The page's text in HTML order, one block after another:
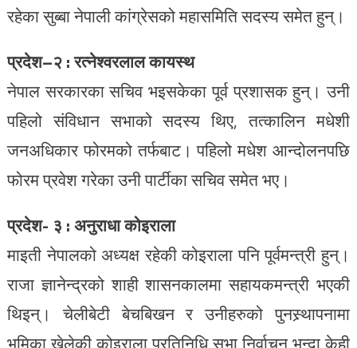
रहेका सुब्बा नेपाली कांग्रेसको महासमिति सदस्य समेत हुन्।
प्रदेश–२ : रत्नेश्वरलाल कायस्थ
नेपाल सरकारका सचिव भइसकेका पूर्व प्रशासक हुन्। उनी
पहिलो संविधान सभाको सदस्य थिए, तत्कालिन मधेशी
जनअधिकार फोरमको तर्फबाट। पहिलो मधेश आन्दोलनपछि
फोरम प्रवेश गरेका उनी पार्टीका सचिव समेत भए।
प्रदेश- ३ : अनुराधा कोइराला
माइती नेपालको अध्यक्ष रहेकी कोइराला पनि पूर्वमन्त्री हुन्।
राजा ज्ञानेन्द्रको शाही शासनकालमा सहायकमन्त्री भएकी
थिइन्। चेलीबेटी बेचबिखन र उनीहरुको पुनस्र्थापनामा